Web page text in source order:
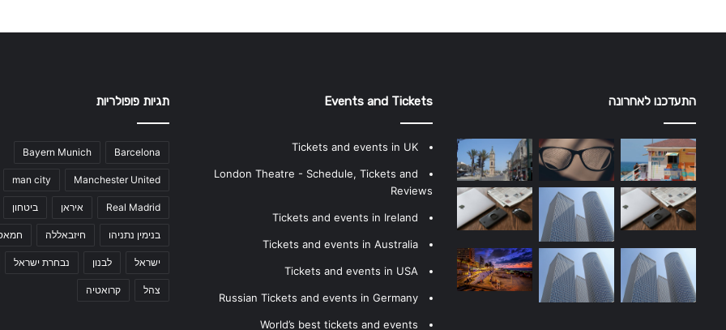
התעדכנו לאחרונה Events and Tickets
Tickets and events in UK
London Theatre - Schedule, Tickets and
Reviews
Tickets and events in Ireland
Tickets and events in Australia
Tickets and events in USA
Russian Tickets and events in Germany
World’s best tickets and events
תגיות פופולריות
Barcelona
Bayern Munich
Manchester United
man city
Real Madrid איראן ביטחון
בנימין נתניהו חיזבאללה
ישראל לבנון נבחרת ישראל
צהל קרואטיה